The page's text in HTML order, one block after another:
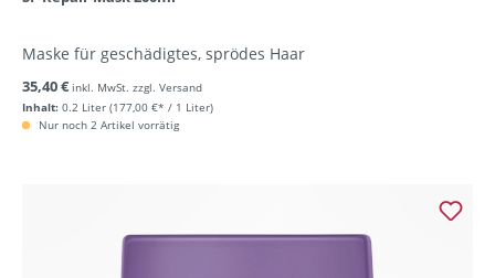
Maske für geschädigtes, sprödes Haar
Inhalt: 0.2 Liter (177,00 €* / 1 Liter)
35,40 € inkl. MwSt. zzgl. Versand
Nur noch 2 Artikel vorrätig